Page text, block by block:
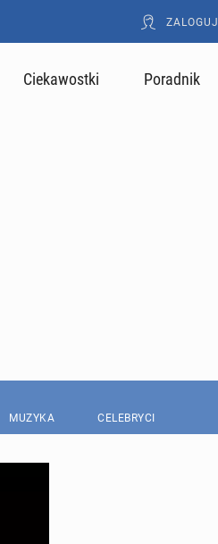
ZALOGUJ
Ciekawostki Poradnik
MUZYKA CELEBRYCI